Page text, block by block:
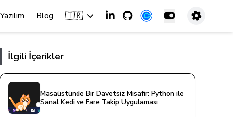
Yazılım Blog 🇹🇷
İlgili İçerikler
Masaüstünde Bir Davetsiz Misafir: Python ile
Sanal Kedi ve Fare Takip Uygulaması